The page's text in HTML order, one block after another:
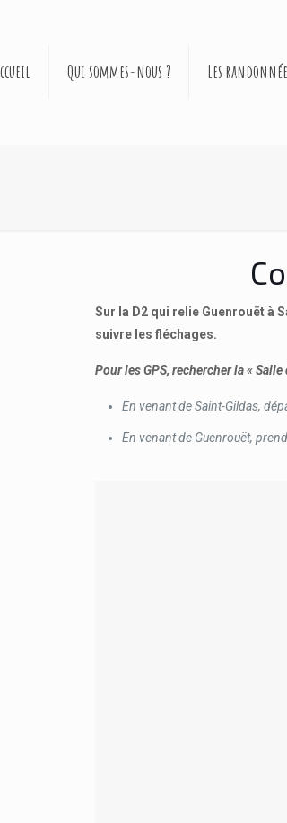
Qui sommes-nous ? Les
Sur la D2 qui relie Guenrouët à
suivre les fléchages.
Pour les GPS, rechercher la «
En venant de Saint-Gildas,
En venant de Guenrouët,